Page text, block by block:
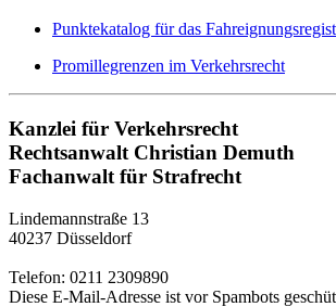
Punktekatalog für das
Promillegrenzen im Verkehrsrecht
Kanzlei für Verkehrsrecht
Rechtsanwalt Christian Demuth
Fachanwalt für Strafrecht
Lindemannstraße 13
40237 Düsseldorf
Telefon: 0211 2309890
Diese E-Mail-Adresse ist vor Spambots